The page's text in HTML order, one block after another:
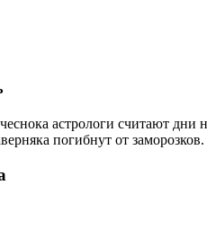
астрологи считают
погибнут от